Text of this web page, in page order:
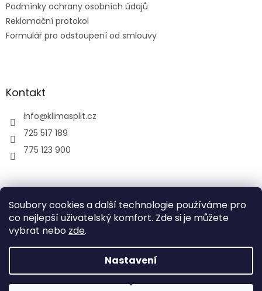
Soubory cookies a další technologie používáme pro
co nejlepší uživatelský komfort. Zde si je můžete
vybrat nebo zde.
Nastavení
Podmínky ochrany osobních údajů
Reklamační protokol
Formulář pro odstoupení od smlouvy
Kontakt
info@klimasplit.cz
725 517 189
775 123 900
air-cool
Vytvořil Shoptet
Copyright 2026Klimatizace do bytu a firem. Všechna